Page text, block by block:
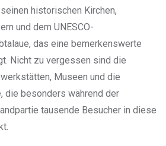
historischen Kirchen,
und dem UNESCO-
das eine bemerkenswerte
Nicht zu vergessen sind die
Museen und die
die besonders während der
tausende Besucher in diese